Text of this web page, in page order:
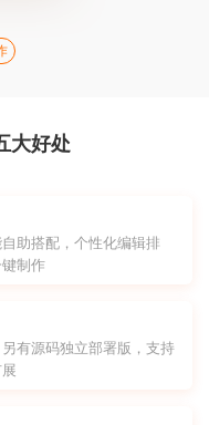
大好处
助搭配，个性化编辑排
制作
有源码独立部署版，支持